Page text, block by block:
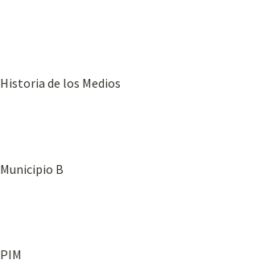
Historia de los Medios
Municipio B
PIM